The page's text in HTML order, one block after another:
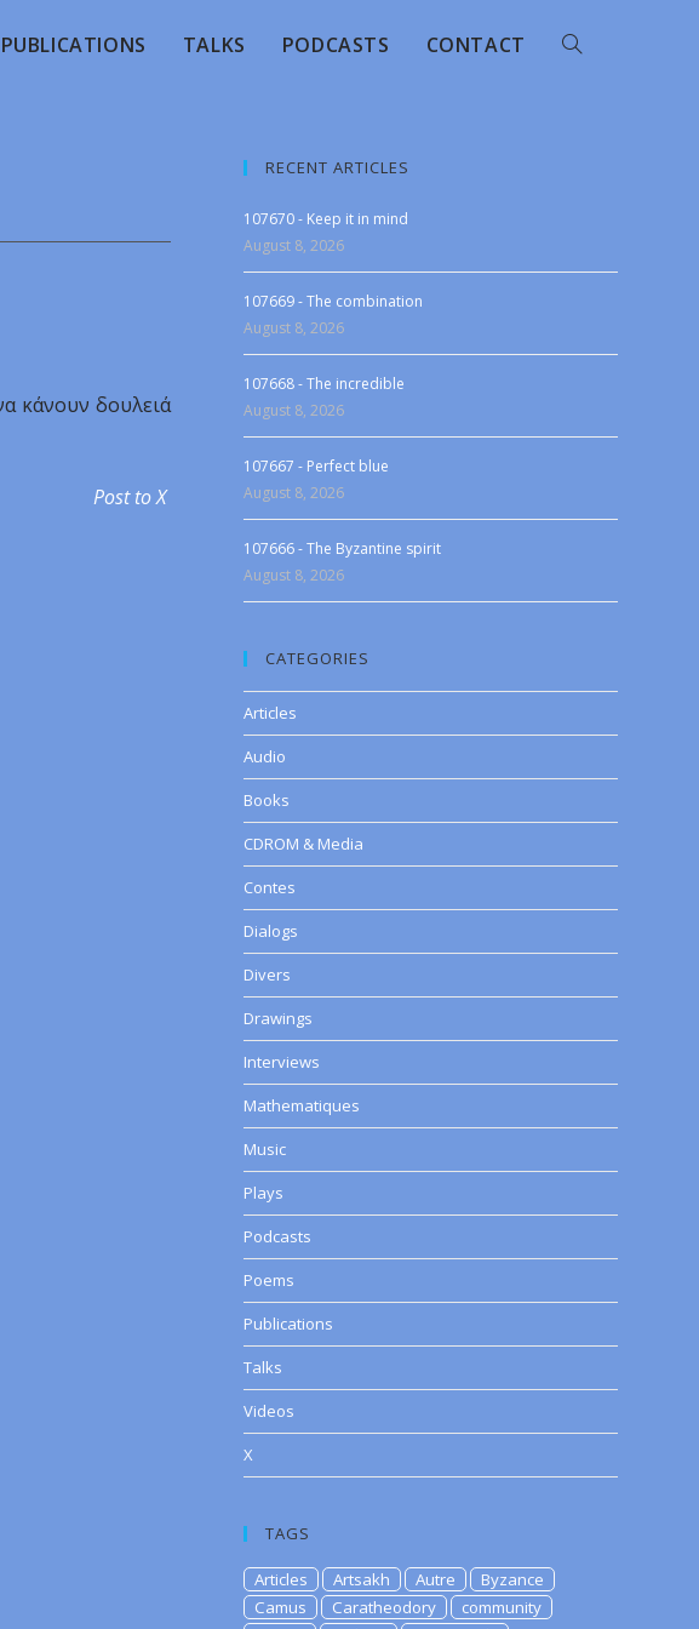
PUBLICATIONS TALKS PODCASTS CONTACT
κάνουν δουλειά
Post to X
RECENT ARTICLES
107670 - Keep it in mind
August 8, 2026
107669 - The combination
August 8, 2026
107668 - The incredible
August 8, 2026
107667 - Perfect blue
August 8, 2026
107666 - The Byzantine spirit
August 8, 2026
CATEGORIES
Articles
Audio
Books
CDROM & Media
Contes
Dialogs
Divers
Drawings
Interviews
Mathematiques
Music
Plays
Podcasts
Poems
Publications
Talks
Videos
X
TAGS
Articles Artsakh Autre
Byzance
Camus
Caratheodory
community